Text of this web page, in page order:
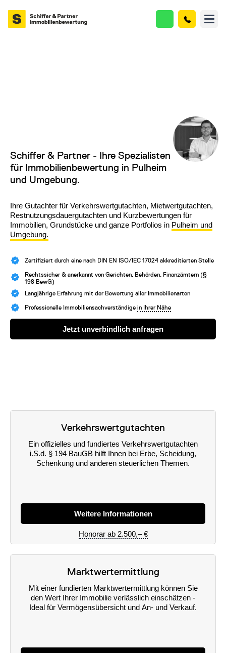
Schiffer & Partner - Ihre Spezialisten
für Immobilienbewertung in Pulheim
und Umgebung.
Ihre Gutachter für Verkehrswertgutachten, Mietwertgutachten,
Restnutzungsdauergutachten und Kurzbewertungen für
Immobilien, Grundstücke und ganze Portfolios in Pulheim und
Umgebung.
Zertifiziert durch eine nach DIN EN ISO/IEC 17024 akkreditierten Stelle
Rechtssicher & anerkannt von Gerichten, Behörden, Finanzämtern (§
198 BewG)
Langjährige Erfahrung mit der Bewertung aller Immobilienarten
Professionelle Immobiliensachverständige in Ihrer Nähe
Jetzt unverbindlich anfragen
Marktwertermittlung
Mit einer fundierten Marktwertermittlung können Sie
den Wert Ihrer Immobilie verlässlich einschätzen -
Ideal für Vermögensübersicht und An- und Verkauf.
Verkehrswertgutachten
Ein offizielles und fundiertes Verkehrswertgutachten
i.S.d. § 194 BauGB hilft Ihnen bei Erbe, Scheidung,
Schenkung und anderen steuerlichen Themen.
Weitere Informationen
Honorar ab 2.500,– €